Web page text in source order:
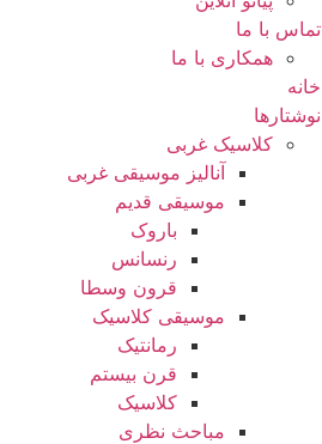
تماس با ما
همکاری با ما
خانه
نوشتارها
کلاسیک غربی
آنالیز موسیقی غربی
موسیقی قدیم
باروک
رنسانس
قرون وسطا
موسیقی کلاسیک
رمانتیک
قرن بیستم
کلاسیک
مباحث نظری